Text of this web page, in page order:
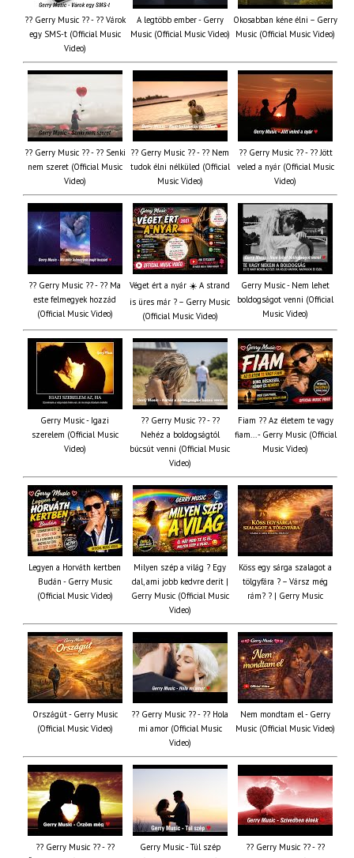
?? Gerry Music ?? - ?? Várok
egy SMS-t (Official Music
Video)
A legtöbb ember - Gerry
Music (Official Music Video)
Okosabban kéne élni – Gerry
Music (Official Music Video)
?? Gerry Music ?? - ?? Senki
nem szeret (Official Music
Video)
?? Gerry Music ?? - ?? Nem
tudok élni nélküled (Official
Music Video)
?? Gerry Music ?? - ?? Jött
veled a nyár (Official Music
Video)
?? Gerry Music ?? - ?? Ma
este felmegyek hozzád
(Official Music Video)
Véget ért a nyár ☀️ A strand
is üres már ? – Gerry Music
(Official Music Video)
Gerry Music - Nem lehet
boldogságot venni (Official
Music Video)
Gerry Music - Igazi
szerelem (Official Music
Video)
?? Gerry Music ?? - ??
Nehéz a boldogságtól
búcsút venni (Official Music
Video)
Fiam ?‍? Az életem te vagy
fiam... - Gerry Music (Official
Music Video)
Legyen a Horváth kertben
Budán - Gerry Music
(Official Music Video)
Milyen szép a világ ? Egy
dal, ami jobb kedvre derít |
Gerry Music (Official Music
Video)
Köss egy sárga szalagot a
tölgyfára ?️ – Vársz még
rám? ? | Gerry Music
Országút - Gerry Music
(Official Music Video)
?? Gerry Music ?? - ?? Hola
mi amor (Official Music
Video)
Nem mondtam el - Gerry
Music (Official Music Video)
?? Gerry Music ?? - ??
Gerry Music - Túl szép
?? Gerry Music ?? - ??